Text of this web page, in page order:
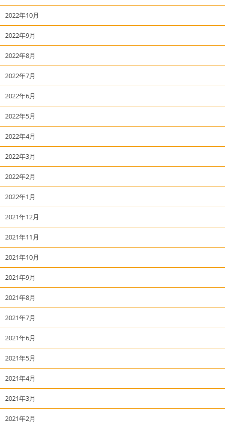
2022年10月
2022年9月
2022年8月
2022年7月
2022年6月
2022年5月
2022年4月
2022年3月
2022年2月
2022年1月
2021年12月
2021年11月
2021年10月
2021年9月
2021年8月
2021年7月
2021年6月
2021年5月
2021年4月
2021年3月
2021年2月